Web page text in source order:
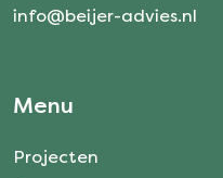
info@beijer-advies.nl
Menu
Projecten